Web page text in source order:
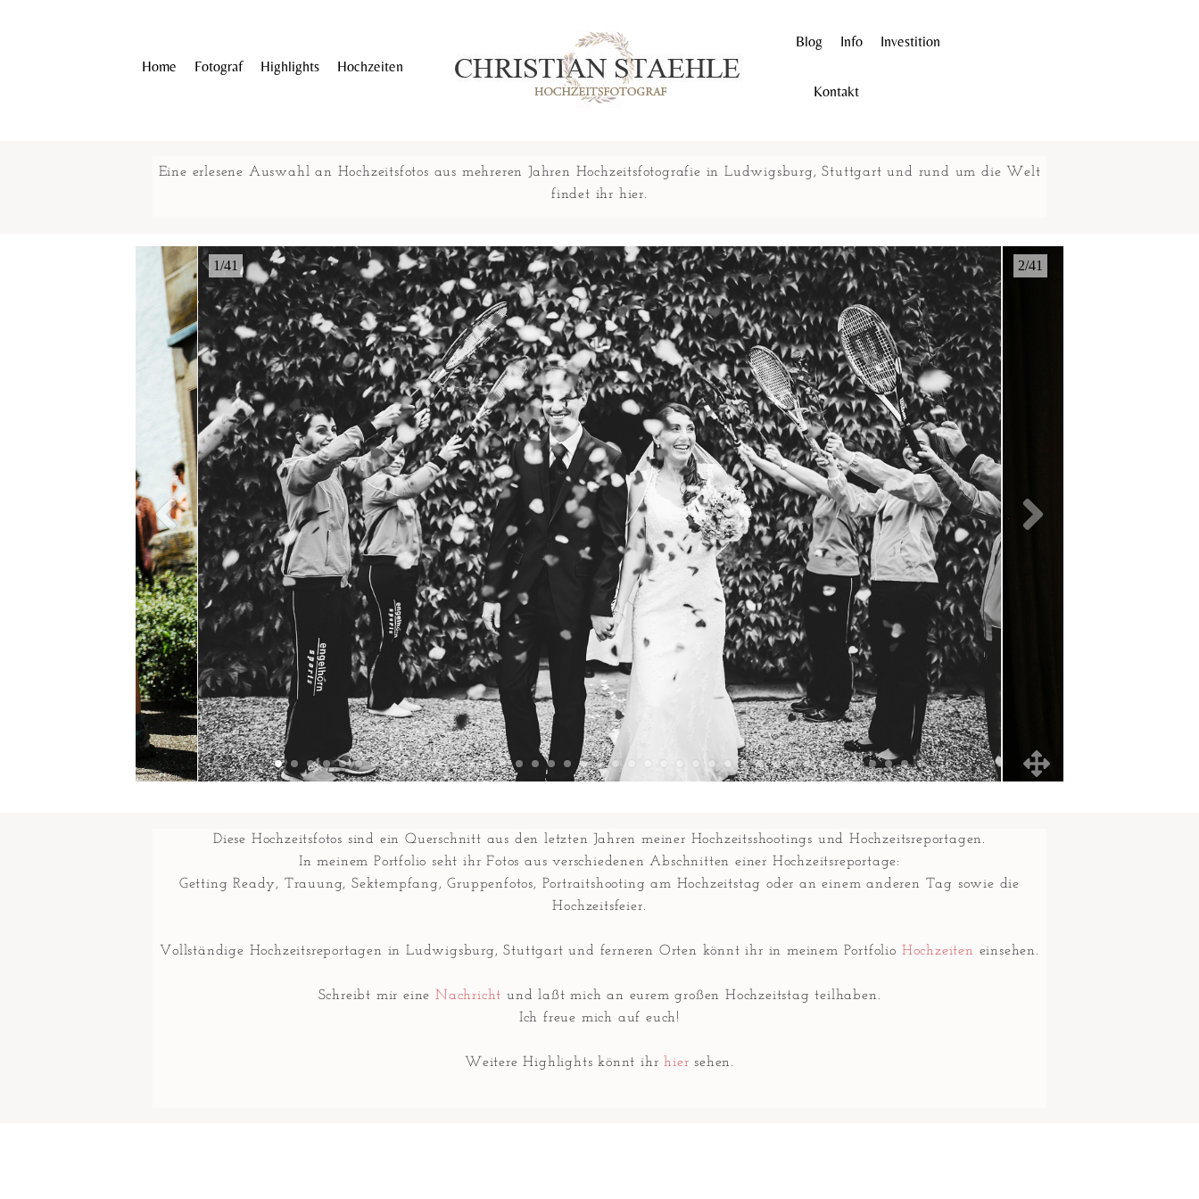
Home Fotograf Highlights Hochzeiten
Blog Info Investition
Kontakt
Eine erlesene Auswahl an Hochzeitsfotos aus mehreren Jahren Hochzeitsfotografie in Ludwigsburg, Stuttgart und rund um die Welt
findet ihr hier.
1/41 2/41
Diese Hochzeitsfotos sind ein Querschnitt aus den letzten Jahren meiner Hochzeitsshootings und Hochzeitsreportagen.
In meinem Portfolio seht ihr Fotos aus verschiedenen Abschnitten einer Hochzeitsreportage:
Getting Ready, Trauung, Sektempfang, Gruppenfotos, Portraitshooting am Hochzeitstag oder an einem anderen Tag sowie die
Hochzeitsfeier.
Vollständige Hochzeitsreportagen in Ludwigsburg, Stuttgart und ferneren Orten könnt ihr in meinem Portfolio Hochzeiten einsehen.
Schreibt mir eine Nachricht und laßt mich an eurem großen Hochzeitstag teilhaben.
Ich freue mich auf euch!
Weitere Highlights könnt ihrhier sehen.